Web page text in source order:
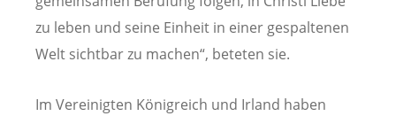
zu leben und seine Einheit in einer gespaltenen
Welt sichtbar zu machen“, beteten sie.
Im Vereinigten Königreich und Irland haben